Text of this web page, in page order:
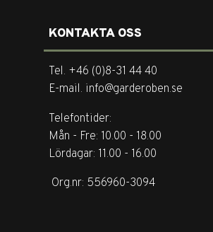
KONTAKTA OSS
Tel. +46 (0)8-31 44 40
E-mail. info@garderoben.se
Telefontider:
Mån - Fre: 10.00 - 18.00
Lördagar: 11.00 - 16.00
Org.nr: 556960-3094